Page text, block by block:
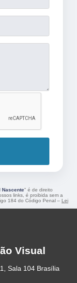
Nascente" é de direito
links, é proibida sem a
184 do Código Penal – Lei
Visual
Sala 104 Brasília